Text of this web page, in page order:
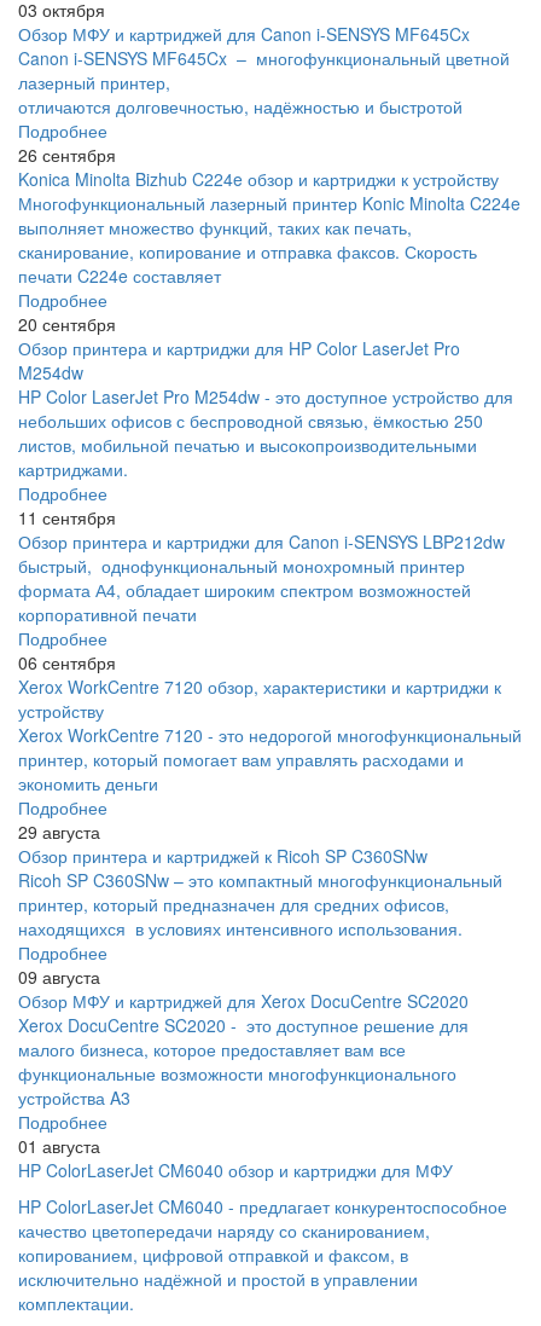
03 октября
Обзор МФУ и картриджей для Canon i-SENSYS MF645Cx
Canon i-SENSYS MF645Cx – многофункциональный цветной
лазерный принтер,
отличаются долговечностью, надёжностью и быстротой
Подробнее
26 сентября
Konica Minolta Bizhub C224e обзор и картриджи к устройству
Многофункциональный лазерный принтер Konic Minolta C224e
выполняет множество функций, таких как печать,
сканирование, копирование и отправка факсов. Скорость
печати C224e составляет
Подробнее
20 сентября
Обзор принтера и картриджи для HP Color LaserJet Pro
M254dw
HP Color LaserJet Pro M254dw - это доступное устройство для
небольших офисов с беспроводной связью, ёмкостью 250
листов, мобильной печатью и высокопроизводительными
картриджами.
Подробнее
11 сентября
Обзор принтера и картриджи для Canon i-SENSYS LBP212dw
быстрый, однофункциональный монохромный принтер
формата А4, обладает широким спектром возможностей
корпоративной печати
Подробнее
06 сентября
Xerox WorkCentre 7120 обзор, характеристики и картриджи к
устройству
Xerox WorkCentre 7120 - это недорогой многофункциональный
принтер, который помогает вам управлять расходами и
экономить деньги
Подробнее
29 августа
Обзор принтера и картриджей к Ricoh SP C360SNw
Ricoh SP C360SNw – это компактный многофункциональный
принтер, который предназначен для средних офисов,
находящихся в условиях интенсивного использования.
Подробнее
09 августа
Обзор МФУ и картриджей для Xerox DocuCentre SC2020
Xerox DocuCentre SC2020 - это доступное решение для
малого бизнеса, которое предоставляет вам все
функциональные возможности многофункционального
устройства A3
Подробнее
01 августа
HP ColorLaserJet CM6040 обзор и картриджи для МФУ
HP ColorLaserJet CM6040 - предлагает конкурентоспособное
качество цветопередачи наряду со сканированием,
копированием, цифровой отправкой и факсом, в
исключительно надёжной и простой в управлении
комплектации.